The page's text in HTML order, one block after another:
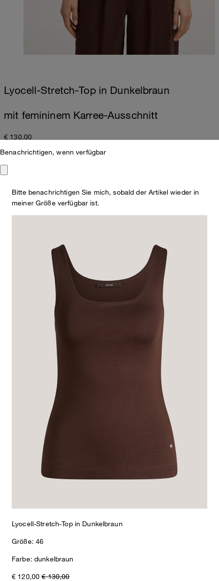
Lyocell-Stretch-Top in Dunkelbraun
mit femininem Karree-Ausschnitt
€ 130,00
Farbe:
Größe auswählen
Verfügbarkeit und Reservierung im Store
Benachrichtigen, wenn verfügbar
Bitte benachrichtigen Sie mich, sobald der Artikel wieder in
meiner Größe verfügbar ist.
Lyocell-Stretch-Top in Dunkelbraun
Größe: 46
Farbe: dunkelbraun
€ 120,00€ 130,00